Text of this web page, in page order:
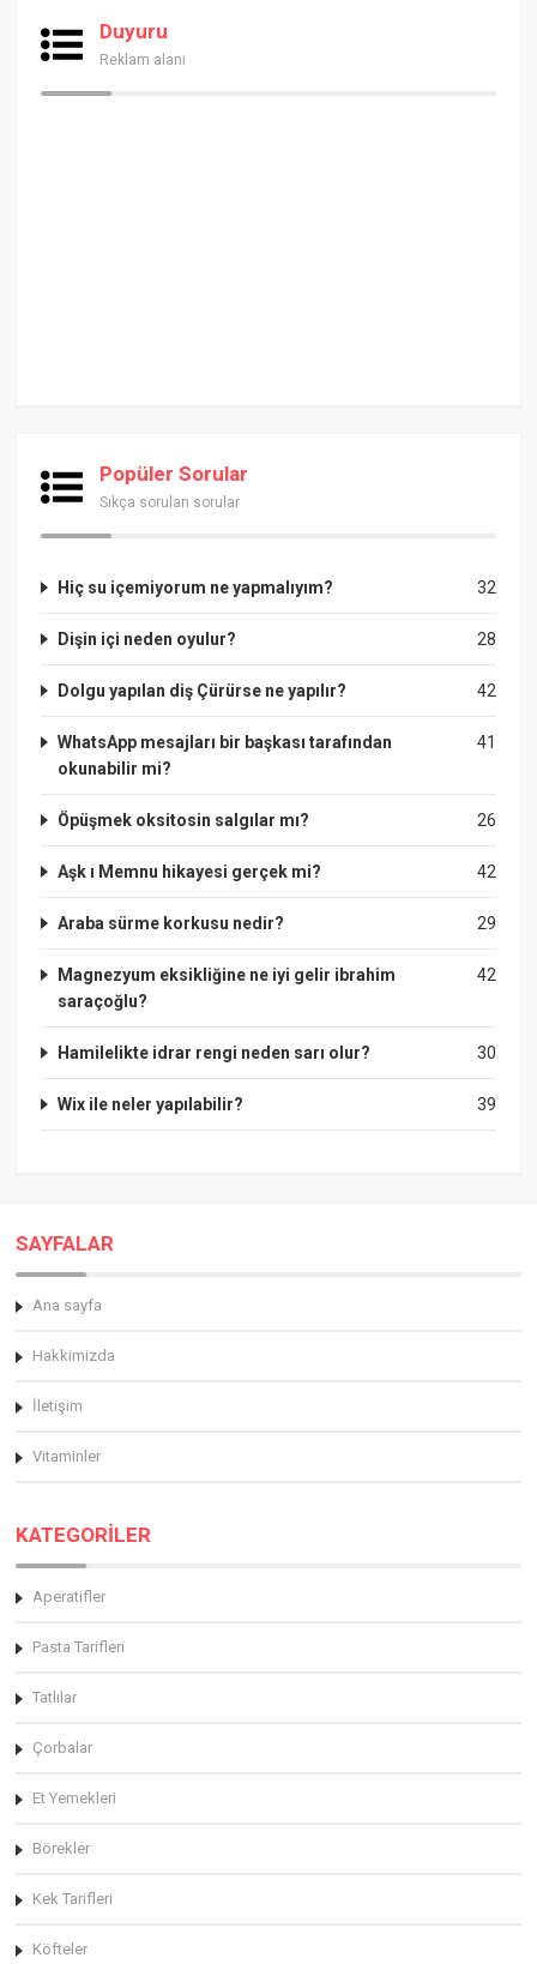
Duyuru
Reklam alanı
Popüler Sorular
Sıkça sorulan sorular
32
Hiç su içemiyorum ne yapmalıyım?
28
Dişin içi neden oyulur?
42
Dolgu yapılan diş Çürürse ne yapılır?
41
WhatsApp mesajları bir başkası tarafından
okunabilir mi?
26
Öpüşmek oksitosin salgılar mı?
42
Aşk ı Memnu hikayesi gerçek mi?
29
Araba sürme korkusu nedir?
42
Magnezyum eksikliğine ne iyi gelir ibrahim
saraçoğlu?
30
Hamilelikte idrar rengi neden sarı olur?
39
Wix ile neler yapılabilir?
SAYFALAR
Ana sayfa
Hakkimizda
İletişim
Vitaminler
KATEGORİLER
Aperatifler
Pasta Tarifleri
Tatlılar
Çorbalar
Et Yemekleri
Börekler
Kek Tarifleri
Köfteler